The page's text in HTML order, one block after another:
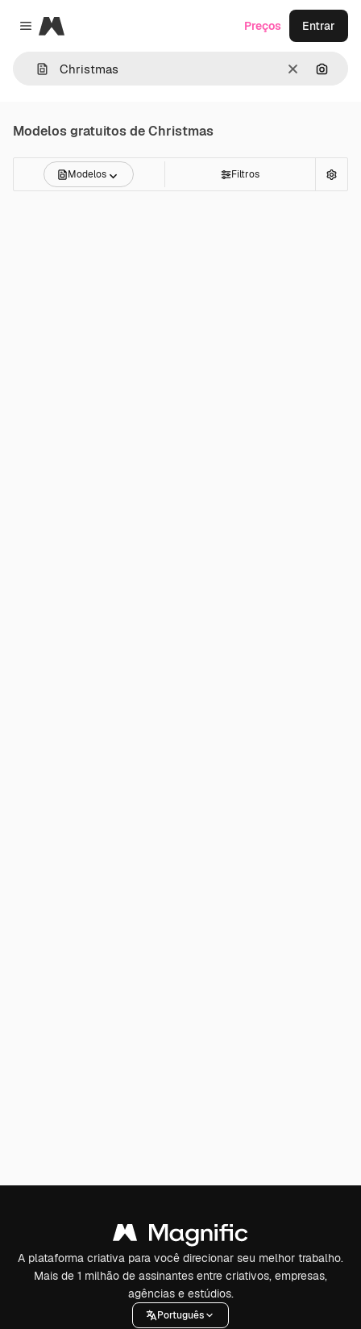
Close menu
Magnific
Limpar
Preços Entrar
Modelos gratuitos deChristmas
Modelos Filtros
A plataforma criativa para você direcionar seu melhor trabalho.
Mais de 1 milhão de assinantes entre criativos, empresas,
agências e estúdios.
Português